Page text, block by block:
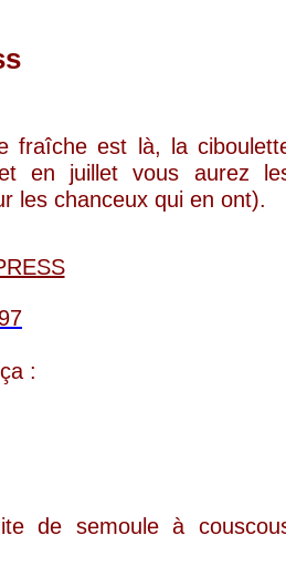
fraîche est là, la
en juillet vous aurez
les chanceux qui en ont).
:
de semoule à